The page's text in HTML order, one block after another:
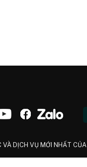
DỊCH VỤ MỚI NHẤT CỦA